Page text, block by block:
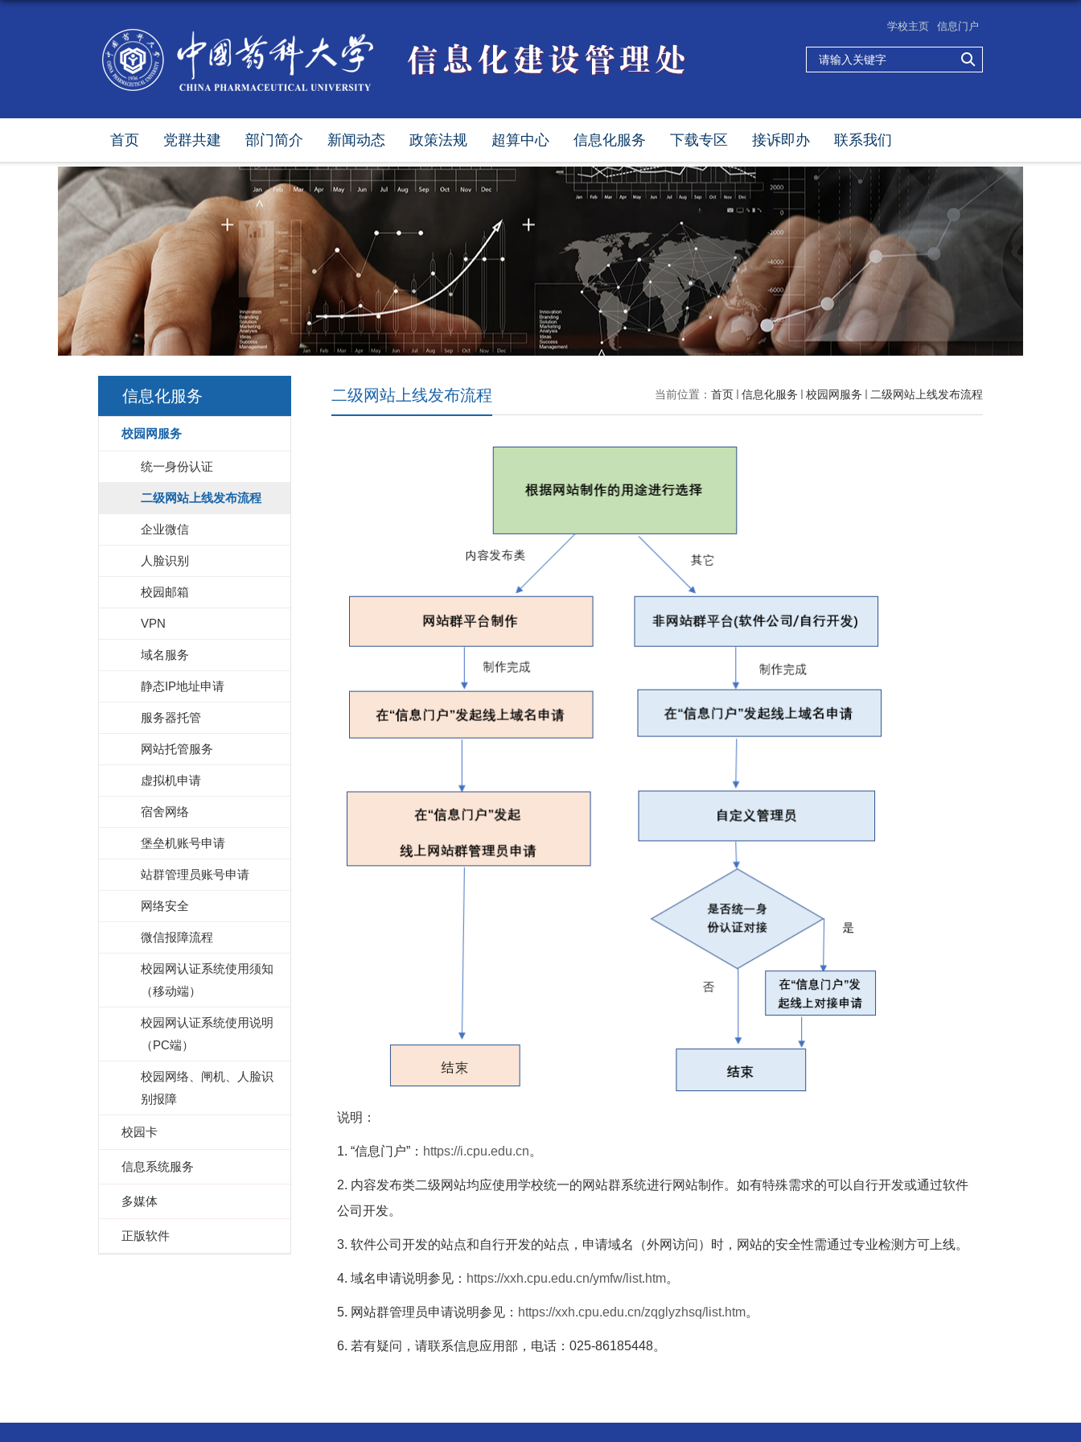
学校主页 信息门户
首页 党群共建 部门简介 新闻动态 政策法规 超算中心 信息化服务 下载专区 接诉即办 联系我们
信息化服务
校园网服务
统一身份认证
二级网站上线发布流程
企业微信
人脸识别
校园邮箱
VPN
域名服务
静态IP地址申请
服务器托管
网站托管服务
虚拟机申请
宿舍网络
堡垒机账号申请
站群管理员账号申请
网络安全
微信报障流程
校园网认证系统使用须知
（移动端）
校园网认证系统使用说明
（PC端）
校园网络、闸机、人脸识
别报障
校园卡
信息系统服务
多媒体
正版软件
当前位置： 首页 信息化服务 校园网服务 二级网站上线发布流程
二级网站上线发布流程
说明：
1. “信息门户”： https://i.cpu.edu.cn。
2. 内容发布类二级网站均应使用学校统一的网站群系统进行网站制作。如有特殊需求的可以自行开发或通过软件
公司开发。
3. 软件公司开发的站点和自行开发的站点，申请域名（外网访问）时，网站的安全性需通过专业检测方可上线。
4. 域名申请说明参见： https://xxh.cpu.edu.cn/ymfw/list.htm。
5. 网站群管理员申请说明参见： https://xxh.cpu.edu.cn/zqglyzhsq/list.htm。
6. 若有疑问，请联系信息应用部，电话：025-86185448。